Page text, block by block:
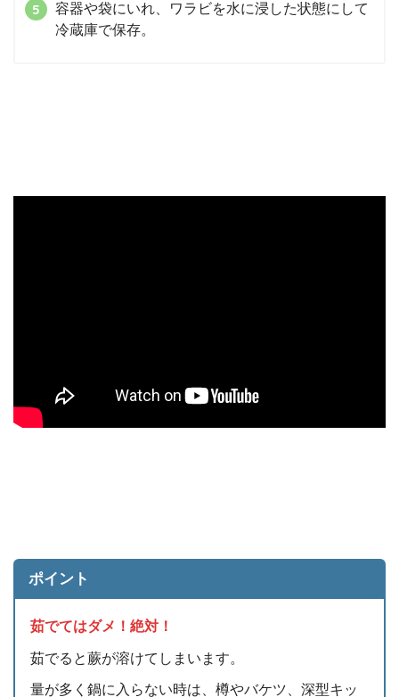
容器や袋にいれ、ワラビを水に浸した状態にして
冷蔵庫で保存。
ポイント
茹でてはダメ！絶対！
茹でると蕨が溶けてしまいます。
量が多く鍋に入らない時は、樽やバケツ、深型キッ